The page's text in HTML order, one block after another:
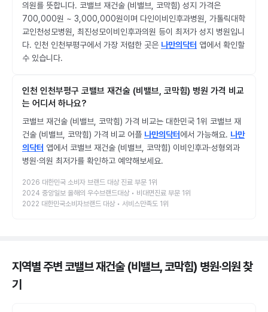
의원를 뜻합니다. 코밸브 재건술 (비밸브, 코막힘) 성지 가격은
700,000원 ~ 3,000,000원이며 다인이비인후과병원, 가톨릭대학
교인천성모병원, 최진성모이비인후과의원 등이 최저가 성지 병원입니
다. 인천 인천부평구에서 가장 저렴한 곳은 나만의닥터 앱에서 확인할
수 있습니다.
인천 인천부평구 코밸브 재건술 (비밸브, 코막힘) 병원 가격 비교
는 어디서 하나요?
코밸브 재건술 (비밸브, 코막힘) 가격 비교는 대한민국 1위 코밸브 재
건술 (비밸브, 코막힘) 가격 비교 어플 나만의닥터에서 가능해요. 나만
의닥터 앱에서 코밸브 재건술 (비밸브, 코막힘) 이비인후과·성형외과
병원·의원 최저가를 확인하고 예약해보세요.
2026 대한민국 소비자 브랜드 대상 진료 부문 1위
2024 중앙일보 올해의 우수브랜드대상 • 비대면진료 부문 1위
2022 대한민국소비자브랜드 대상 • 서비스만족도 1위
지역별 주변 코밸브 재건술 (비밸브, 코막힘) 병원·의원찾
기